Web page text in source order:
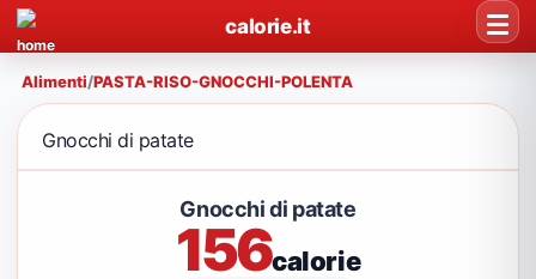
calorie.it
Alimenti/PASTA-RISO-GNOCCHI-POLENTA
Gnocchi di patate
Gnocchi di patate
156calorie